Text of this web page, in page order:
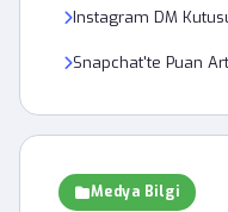
Medya Bilgi
Instagram DM
Snapchat'te Puan